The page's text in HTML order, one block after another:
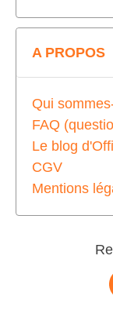
A PROPOS
Qui
FAQ
Le blog
CGV
Mentions